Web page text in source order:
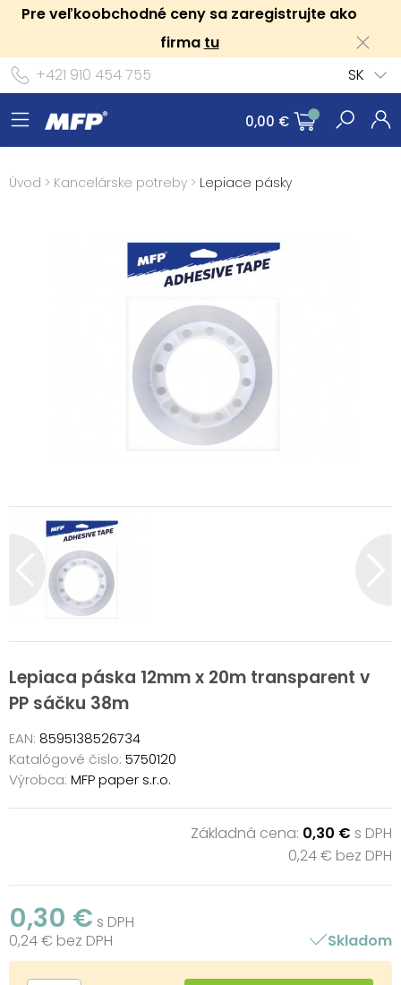
Pre veľkoobchodné ceny sa zaregistrujte ako
firma tu
+421 910 454 755
SK
0,00 €
Úvod > Kancelárske potreby > Lepiace pásky
Lepiaca páska 12mm x 20m transparent v
PP sáčku 38m
EAN: 8595138526734
Katalógové čislo: 5750120
Výrobca: MFP paper s.r.o.
Základná cena: 0,30 € s DPH
0,24 € bez DPH
0,30 € s DPH
0,24 € bez DPH
Skladom